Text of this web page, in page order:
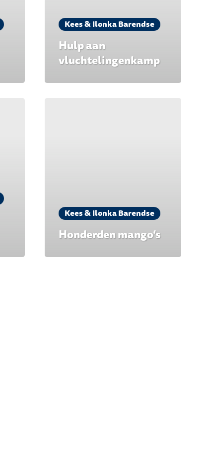
Kees & Ilonka Barendse
Hulp aan
vluchtelingenkamp
Kees & Ilonka Barendse
Honderden mango’s